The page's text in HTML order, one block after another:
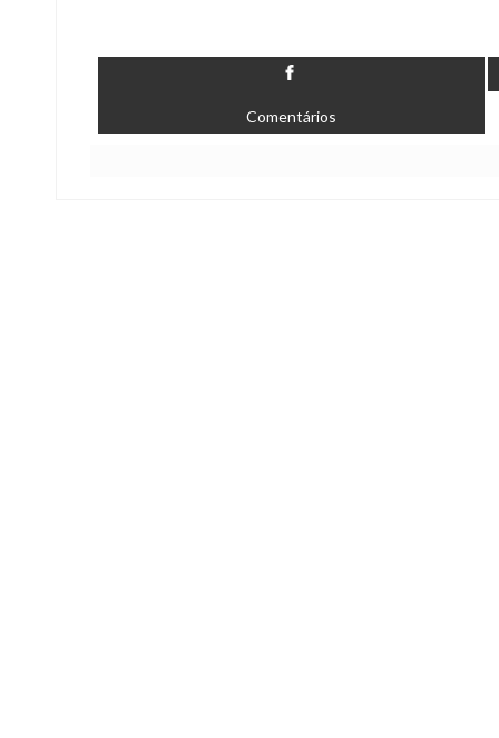
Comentários